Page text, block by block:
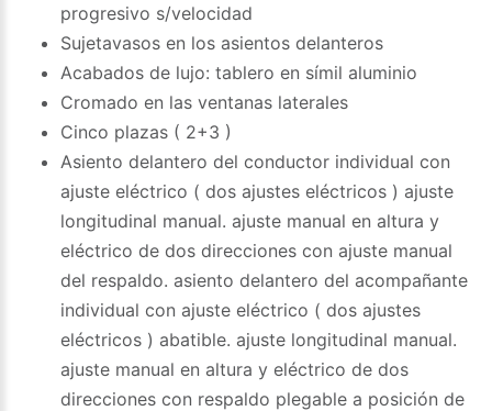
progresivo s/velocidad
Sujetavasos en los asientos delanteros
Acabados de lujo: tablero en símil aluminio
Cromado en las ventanas laterales
Cinco plazas ( 2+3 )
Asiento delantero del conductor individual con
ajuste eléctrico ( dos ajustes eléctricos ) ajuste
longitudinal manual. ajuste manual en altura y
eléctrico de dos direcciones con ajuste manual
del respaldo. asiento delantero del acompañante
individual con ajuste eléctrico ( dos ajustes
eléctricos ) abatible. ajuste longitudinal manual.
ajuste manual en altura y eléctrico de dos
direcciones con respaldo plegable a posición de